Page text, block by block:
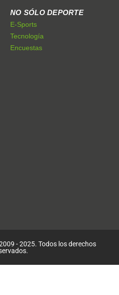
NO SÓLO DEPORTE
E-Sports
Tecnología
Encuestas
- 2025. Todos los derechos